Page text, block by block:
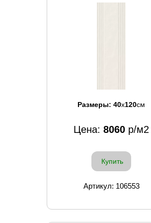
Размеры: 40x120см
Цена: 8060 р/м2
Купить
Артикул: 106553